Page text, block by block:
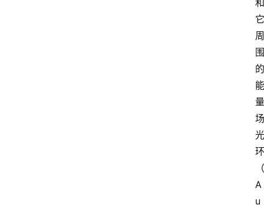
和
它
周
围
的
能
量
场
光
环
（
A
u